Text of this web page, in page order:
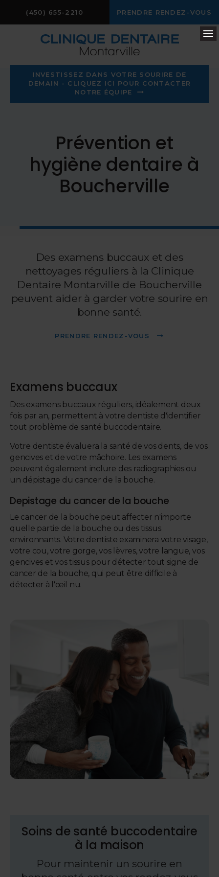
(450) 655-2210 PRENDRE RENDEZ-VOUS
INVESTISSEZ DANS VOTRE SOURIRE DE
DEMAIN - CLIQUEZ ICI POUR CONTACTER
NOTRE ÉQUIPE
Prévention et
hygiène dentaire à
Boucherville
Des examens buccaux et des
nettoyages réguliers à la Clinique
Dentaire Montarville de Boucherville
peuvent aider à garder votre sourire en
bonne santé.
PRENDRE RENDEZ-VOUS
Examens buccaux
Des examens buccaux réguliers, idéalement deux
fois par an, permettent à votre dentiste d'identifier
tout problème de santé buccodentaire.
Votre dentiste évaluera la santé de vos dents, de vos
gencives et de votre mâchoire. Les examens
peuvent également inclure des radiographies ou
un dépistage du cancer de la bouche.
Depistage du cancer de la bouche
Le cancer de la bouche peut affecter n'importe
quelle partie de la bouche ou des tissus
environnants. Votre dentiste examinera votre visage,
votre cou, votre gorge, vos lèvres, votre langue, vos
gencives et vos tissus pour détecter tout signe de
cancer de la bouche, qui peut être difficile à
détecter à l'œil nu.
Soins de santé buccodentaire
à la maison
Pour maintenir un sourire en